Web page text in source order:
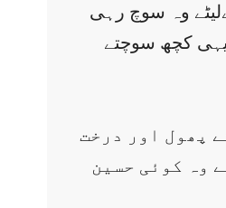
وہ سوچ رہی
کچھ سوچتے
پھول اور درخت
وہ کوئی حسین